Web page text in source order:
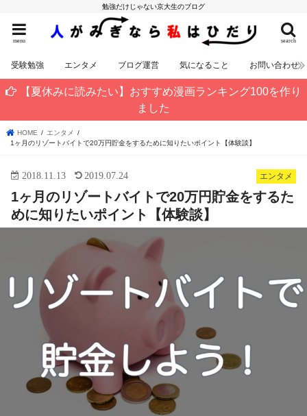
勉強だけじゃない京大生のブログ
search
menu
受験勉強 エンタメ ブログ運営 気になること お問い合わせ
【夏休みに読みたい】おすすめ漫画ランキング100を作り
ました
HOME
エンタメ
1ヶ月のリゾートバイトで20万円貯金をするために知りたいポイント【体験談】
エンタメ
2018.11.13 2019.07.24
1ヶ月のリゾートバイトで20万円貯金をするた
めに知りたいポイント【体験談】